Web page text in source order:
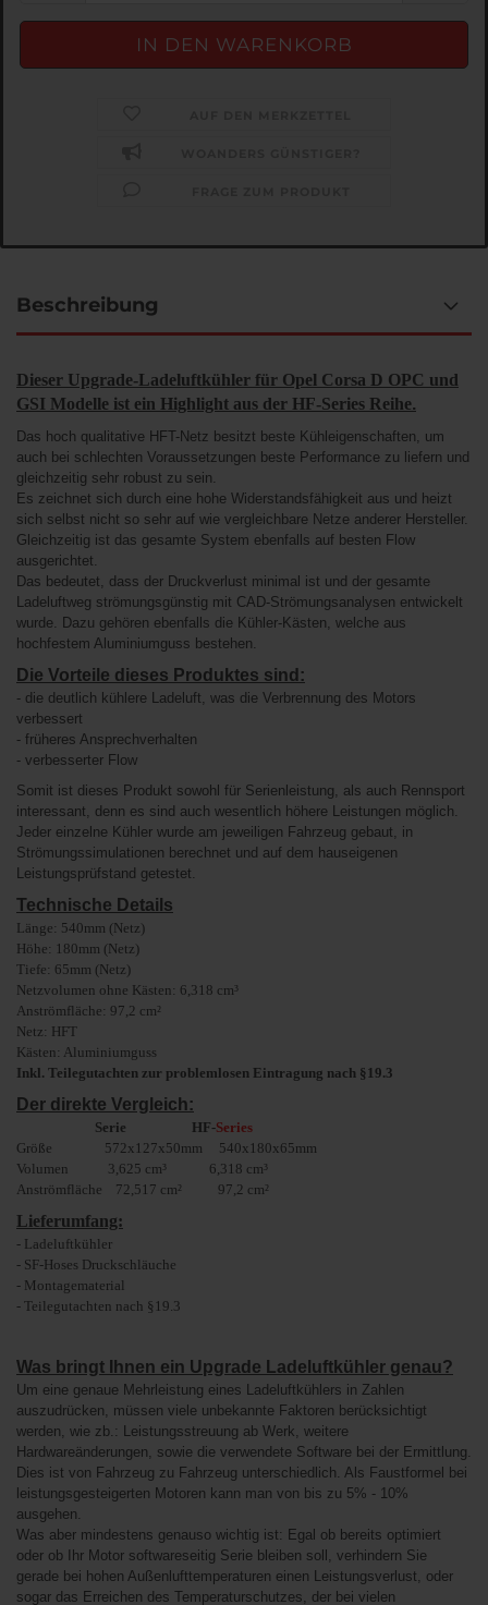
Beschreibung
Dieser Upgrade-Ladeluftkühler für Opel Corsa D OPC und
GSI Modelle ist ein Highlight aus der HF-Series Reihe.
Das hoch qualitative HFT-Netz besitzt beste Kühleigenschaften, um
auch bei schlechten Voraussetzungen beste Performance zu liefern und
gleichzeitig sehr robust zu sein.
Es zeichnet sich durch eine hohe Widerstandsfähigkeit aus und heizt
sich selbst nicht so sehr auf wie vergleichbare Netze anderer Hersteller.
Gleichzeitig ist das gesamte System ebenfalls auf besten Flow
ausgerichtet.
Das bedeutet, dass der Druckverlust minimal ist und der gesamte
Ladeluftweg strömungsgünstig mit CAD-Strömungsanalysen entwickelt
wurde. Dazu gehören ebenfalls die Kühler-Kästen, welche aus
hochfestem Aluminiumguss bestehen.
Die Vorteile dieses Produktes sind:
- die deutlich kühlere Ladeluft, was die Verbrennung des Motors
verbessert
- früheres Ansprechverhalten
- verbesserter Flow
Somit ist dieses Produkt sowohl für Serienleistung, als auch Rennsport
interessant, denn es sind auch wesentlich höhere Leistungen möglich.
Jeder einzelne Kühler wurde am jeweiligen Fahrzeug gebaut, in
Strömungssimulationen berechnet und auf dem hauseigenen
Leistungsprüfstand getestet.
Technische Details
Länge: 540mm (Netz)
Höhe: 180mm (Netz)
Tiefe: 65mm (Netz)
Netzvolumen ohne Kästen: 6,318 cm³
Anströmfläche: 97,2 cm²
Netz: HFT
Kästen: Aluminiumguss
Inkl. Teilegutachten zur problemlosen Eintragung nach §19.3
Der direkte Vergleich:
Serie HF-Series
Größe 572x127x50mm 540x180x65mm
Volumen 3,625 cm³ 6,318 cm³
Anströmfläche 72,517 cm² 97,2 cm²
Lieferumfang:
- Ladeluftkühler
- SF-Hoses Druckschläuche
- Montagematerial
- Teilegutachten nach §19.3
Was bringt Ihnen ein Upgrade Ladeluftkühler genau?
Um eine genaue Mehrleistung eines Ladeluftkühlers in Zahlen
auszudrücken, müssen viele unbekannte Faktoren berücksichtigt
werden, wie zb.: Leistungsstreuung ab Werk, weitere
Hardwareänderungen, sowie die verwendete Software bei der Ermittlung.
Dies ist von Fahrzeug zu Fahrzeug unterschiedlich. Als Faustformel bei
leistungsgesteigerten Motoren kann man von bis zu 5% - 10%
ausgehen.
Was aber mindestens genauso wichtig ist: Egal ob bereits optimiert
oder ob Ihr Motor softwareseitig Serie bleiben soll, verhindern Sie
gerade bei hohen Außenlufttemperaturen einen Leistungsverlust, oder
sogar das Erreichen des Temperaturschutzes, der bei vielen